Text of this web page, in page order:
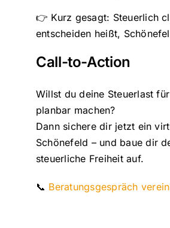
👉 Kurz gesagt: Steuerlich
entscheiden heißt,
Call-to-Action
Willst du deine Steuerlast
planbar machen?
Dann sichere dir jetzt ein
Schönefeld – und baue dir
steuerliche Freiheit auf.
📞 Beratungsgespräch